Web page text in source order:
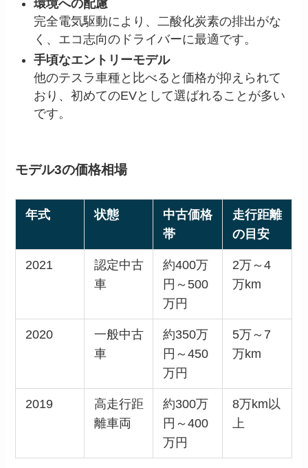
環境への配慮
完全電気駆動により、二酸化炭素の排出がな
く、エコ志向のドライバーに最適です。
手頃なエントリーモデル
他のテスラ車種と比べると価格が抑えられて
おり、初めてのEVとして選ばれることが多い
です。
モデル3の価格相場
年式 状態
中古価格
帯
走行距離
の目安
2021
認定中古
車
約400万
円～500
万円
2万～4
万km
2020
一般中古
車
約350万
円～450
万円
5万～7
万km
2019
高走行距
離車両
約300万
円～400
万円
8万km以
上